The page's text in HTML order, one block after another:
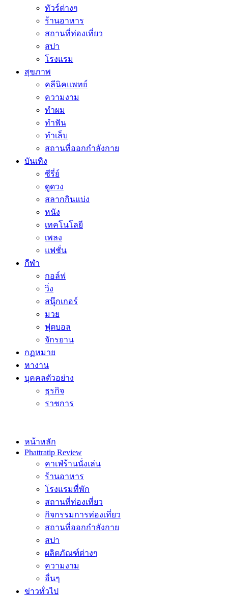
ทัวร์ต่างๆ
ร้านอาหาร
สถานที่ท่องเที่ยว
สปา
โรงแรม
สุขภาพ
คลีนิคแพทย์
ความงาม
ทำผม
ทำฟัน
ทำเล็บ
สถานที่ออกกำลังกาย
บันเทิง
ซีรี่ย์
ดูดวง
สลากกินแบ่ง
หนัง
เทคโนโลยี
เพลง
แฟชั่น
กีฬา
กอล์ฟ
วิ่ง
สนุ๊กเกอร์
มวย
ฟุตบอล
จักรยาน
กฏหมาย
หางาน
บุคคลตัวอย่าง
ธุรกิจ
ราชการ
หน้าหลัก
Phattratip Review
คาเฟ่ร้านนั่งเล่น
ร้านอาหาร
โรงแรมที่พัก
สถานที่ท่องเที่ยว
กิจกรรมการท่องเที่ยว
สถานที่ออกกำลังกาย
สปา
ผลิตภัณฑ์ต่างๆ
ความงาม
อื่นๆ
ข่าวทั่วไป